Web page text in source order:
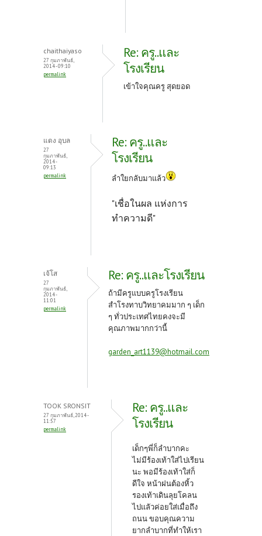
chaithaiyaso
27 กุมภาพันธ์,
2014 - 09:10
permalink
Re: ครู..และ
โรงเรียน
เข้าใจคุณครู สุดยอด
แดง อุบล
27
กุมภาพันธ์,
2014 -
09:13
permalink
Re: ครู..และ
โรงเรียน
ลำใยกลับมาแล้ว
"เชื่อในผล แห่งการ
ทำความดี"
เจ้โส
27
กุมภาพันธ์,
2014 -
11:01
permalink
Re: ครู..และโรงเรียน
ถ้ามีครูแบบครูโรงเรียน
สำโรงทาบวิทยาคมมาก ๆ เด็ก
ๆ ทั่วประเทศไทยคงจะมี
คุณภาพมากกว่านี้
garden_art1139@hotmail.com
TOOK SRONSIT
27 กุมภาพันธ์, 2014 -
11:57
permalink
Re: ครู..และ
โรงเรียน
เด็กๆพี่ก็ลำบากคะ
ไม่มีร้องเท้าใส่ไปเรียน
นะ พอมีร้องเท้าใส่ก็
ดีใจ หน้าฝนต้องหิ้ว
รองเท้าเดินลุยโคลน
ไปแลัวค่อยใส่เมื่อถึง
ถนน ขอบคุณความ
ยากลำบากที่ทำให้เรา